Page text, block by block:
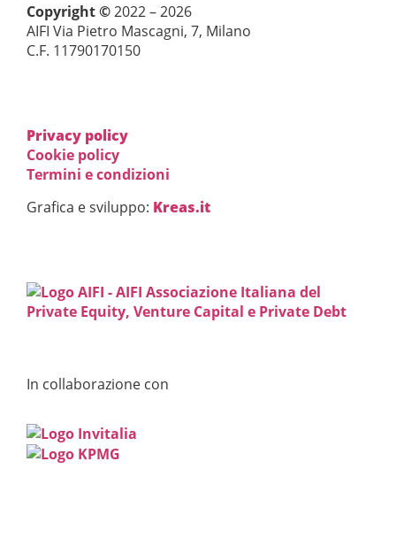
Copyright ©2022 – 2026
AIFI Via Pietro Mascagni, 7, Milano
C.F. 11790170150
Privacy policy
Cookie policy
Termini e condizioni
Grafica e sviluppo: Kreas.it
In collaborazione con